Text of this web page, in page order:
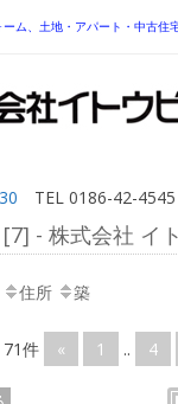
ム、土地・アパート・中古住
TEL 0186-42-4545
- 株式会社 イ
住所 築
71件
« 1 .. 4